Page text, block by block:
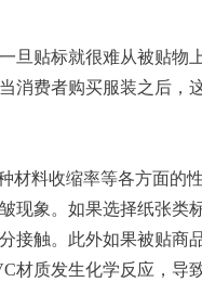
贴标就很难从被贴物
消费者购买服装之后，
料收缩率等各方面的
现象。如果选择纸张类
接触。此外如果被贴商
材质发生化学反应，导